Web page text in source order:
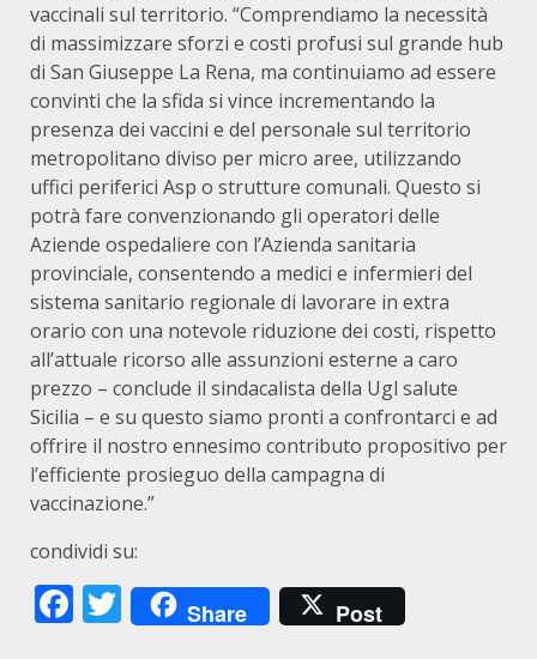
vaccinali sul territorio. “Comprendiamo la necessità
di massimizzare sforzi e costi profusi sul grande hub
di San Giuseppe La Rena, ma continuiamo ad essere
convinti che la sfida si vince incrementando la
presenza dei vaccini e del personale sul territorio
metropolitano diviso per micro aree, utilizzando
uffici periferici Asp o strutture comunali. Questo si
potrà fare convenzionando gli operatori delle
Aziende ospedaliere con l’Azienda sanitaria
provinciale, consentendo a medici e infermieri del
sistema sanitario regionale di lavorare in extra
orario con una notevole riduzione dei costi, rispetto
all’attuale ricorso alle assunzioni esterne a caro
prezzo – conclude il sindacalista della Ugl salute
Sicilia – e su questo siamo pronti a confrontarci e ad
offrire il nostro ennesimo contributo propositivo per
l’efficiente prosieguo della campagna di
vaccinazione.”
condividi su:
Facebook
Twitter
Share Post